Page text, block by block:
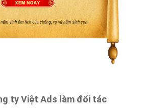
ty Việt Ads làm đối tác